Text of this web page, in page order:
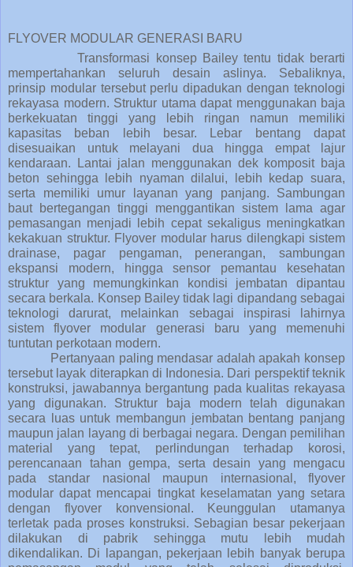
FLYOVER MODULAR GENERASI BARU
Transformasi konsep Bailey tentu tidak berarti
mempertahankan seluruh desain aslinya. Sebaliknya,
prinsip modular tersebut perlu dipadukan dengan teknologi
rekayasa modern. Struktur utama dapat menggunakan baja
berkekuatan tinggi yang lebih ringan namun memiliki
kapasitas beban lebih besar. Lebar bentang dapat
disesuaikan untuk melayani dua hingga empat lajur
kendaraan. Lantai jalan menggunakan dek komposit baja
beton sehingga lebih nyaman dilalui, lebih kedap suara,
serta memiliki umur layanan yang panjang. Sambungan
baut bertegangan tinggi menggantikan sistem lama agar
pemasangan menjadi lebih cepat sekaligus meningkatkan
kekakuan struktur. Flyover modular harus dilengkapi sistem
drainase, pagar pengaman, penerangan, sambungan
ekspansi modern, hingga sensor pemantau kesehatan
struktur yang memungkinkan kondisi jembatan dipantau
secara berkala. Konsep Bailey tidak lagi dipandang sebagai
teknologi darurat, melainkan sebagai inspirasi lahirnya
sistem flyover modular generasi baru yang memenuhi
tuntutan perkotaan modern.
Pertanyaan paling mendasar adalah apakah konsep
tersebut layak diterapkan di Indonesia. Dari perspektif teknik
konstruksi, jawabannya bergantung pada kualitas rekayasa
yang digunakan. Struktur baja modern telah digunakan
secara luas untuk membangun jembatan bentang panjang
maupun jalan layang di berbagai negara. Dengan pemilihan
material yang tepat, perlindungan terhadap korosi,
perencanaan tahan gempa, serta desain yang mengacu
pada standar nasional maupun internasional, flyover
modular dapat mencapai tingkat keselamatan yang setara
dengan flyover konvensional. Keunggulan utamanya
terletak pada proses konstruksi. Sebagian besar pekerjaan
dilakukan di pabrik sehingga mutu lebih mudah
dikendalikan. Di lapangan, pekerjaan lebih banyak berupa